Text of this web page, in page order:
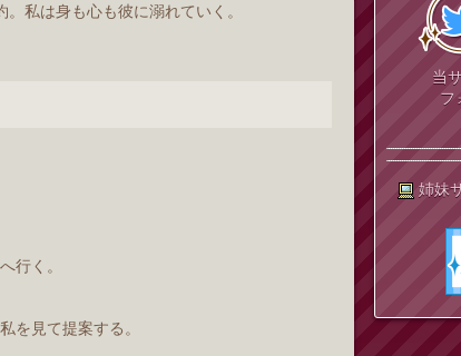
私は身も心も彼に溺れていく。
行く。
を見て提案する。
当
フ
姉妹